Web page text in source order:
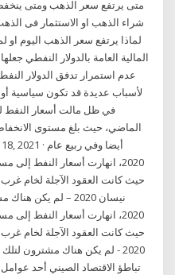
متى يرتفع سعر الذهب ومتى
شراء الذهب او الاستثمار فى
لماذا يرتفع سعر الذهب اليوم او
المالية العامة بالدولار النفطي
عدم استمرار تدفق الدولار
لأسباب عديدة قد تكون سياسية
في ظل مالت أسعار النفط
2020، انهارت أسعار النفط
نيسان 2020 – لم
2020، انهارت أسعار النفط
2020 - لم يكن هناك مشترون
تباطؤ الاقتصاد الصيني أحد